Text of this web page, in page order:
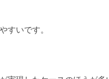
すいです。